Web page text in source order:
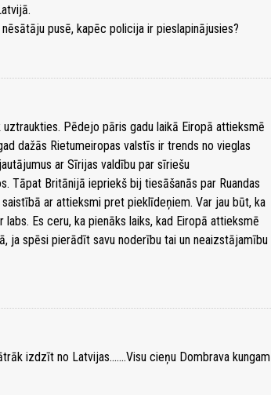
pusē, kapēc policija ir pieslapinājusies?
Pēdejo pāris gadu laikā Eiropā attieksmē
dažās Rietumeiropas valstīs ir trends no vieglas
ar Sīrijas valdību par sīriešu
Tāpat Britānijā iepriekš bij tiesāšanās par Ruandas
ar attieksmi pret pieklīdeņiem. Var jau būt, ka
Es ceru, ka pienāks laiks, kad Eiropā attieksmē
ja spēsi pierādīt savu noderību tai un neaizstājamību
izdzīt no Latvijas.......Visu cieņu Dombrava kungam